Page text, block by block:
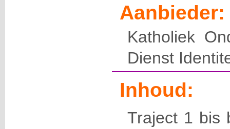
Aanbieder:
Katholiek
Dienst
Inhoud:
Traject 1 bis